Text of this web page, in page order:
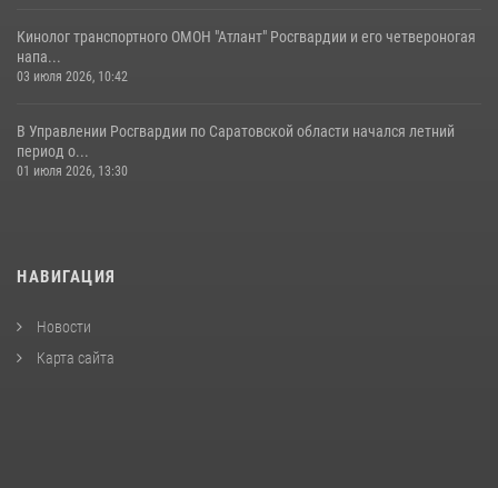
Кинолог транспортного ОМОН "Атлант" Росгвардии и его четвероногая
напа...
03 июля 2026, 10:42
В Управлении Росгвардии по Саратовской области начался летний
период о...
01 июля 2026, 13:30
НАВИГАЦИЯ
Новости
Карта сайта